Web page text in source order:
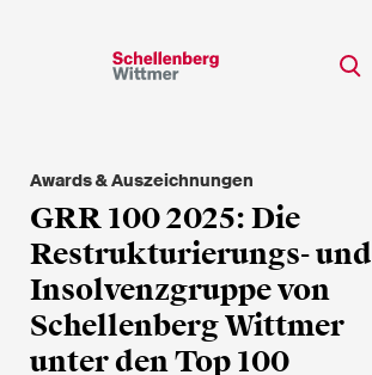
Team
Expertise
Insights
Karriere
Awards & Auszeichnungen
GRR 100 2025: Die
Restrukturierungs- und
Insolvenzgruppe von
Schellenberg Wittmer
unter den Top 100
Laufenden!
* Erforderliche Felder
Herr
Frau